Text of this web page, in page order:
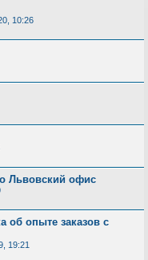
10:26
Львовский офис
об опыте заказов с
19:21